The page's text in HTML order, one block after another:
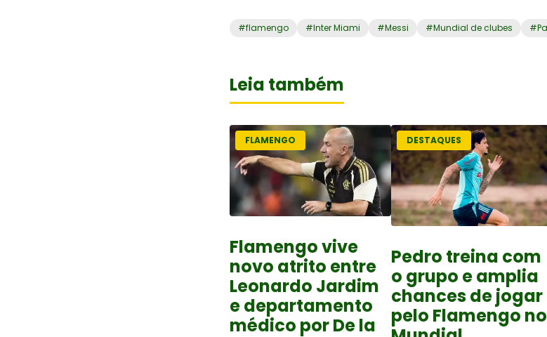
#flamengo #Inter Miami #Messi #Mundial de clubes #
Leia também
FLAMENGO
Flamengo vive
novo atrito entre
Leonardo Jardim
e departamento
médico por De la
DESTAQUES
Pedro treina com
o grupo e amplia
chances de jogar
pelo Flamengo no